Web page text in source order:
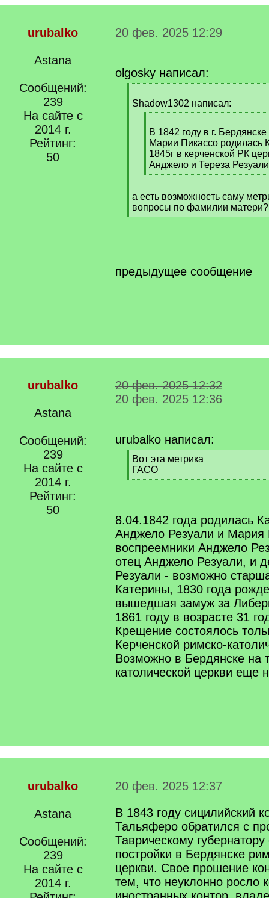
urubalko
Astana
Сообщений:
239
На сайте с
2014 г.
Рейтинг:
50
20 фев. 2025 12:29
olgosky написал:
q
Shadow1302 написал:
q
]
В 1842 году в г.
Марии Пикассо родилась
1845г в керченской РК
Анджело и Тереза Резуали
[
q
]
а есть возможность саму
вопросы по фамилии матери?
[
предыдущее сообщение
urubalko
Astana
Сообщений:
239
На сайте с
2014 г.
Рейтинг:
50
20 фев. 2025 12:32
20 фев. 2025 12:36
urubalko написал:
[
q
]
Вот эта метрика
ГАСО
[
8.04.1842 года родилась
Анджело Резуали и
воспреемники Анджело
отец Анджело Резуали, и
Резуали - возможно
Катерины, 1830 года
вышедшая замуж за
1861 году в возрасте 31
Крещение состоялось
Керченской римско-
Возможно в Бердянске на
католической церкви еще
urubalko
Astana
Сообщений:
239
На сайте с
2014 г.
20 фев. 2025 12:37
В 1843 году сицилийский
Тальяферо обратился с
Таврическому
постройки в Бердянске
церкви. Свое прошение
тем, что неуклонно росло